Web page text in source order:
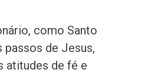
como Santo
passos de Jesus,
atitudes de fé e